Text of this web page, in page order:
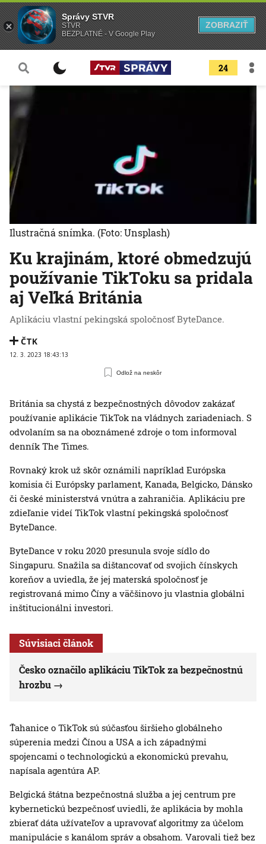
24
Ku krajinám, ktoré obmedzujú
používanie TikToku sa pridala
aj Veľká Británia
Aplikáciu vlastní pekingská spoločnosť ByteDance.
ČTK
12. 3. 2023 18:43:13
Odlož na neskôr
Ilustračná snímka. (Foto: Unsplash)
Británia sa chystá z bezpečnostných dôvodov zakázať
používanie aplikácie TikTok na vládnych zariadeniach. S
odvolaním sa na oboznámené zdroje o tom informoval
denník The Times.
Rovnaký krok už skôr oznámili napríklad Európska
komisia či Európsky parlament, Kanada, Belgicko, Dánsko
či české ministerstvá vnútra a zahraničia. Aplikáciu pre
zdieľanie videí TikTok vlastní pekingská spoločnosť
ByteDance.
ByteDance v roku 2020 presunula svoje sídlo do
Singapuru. Snažila sa dištancovať od svojich čínskych
koreňov a uviedla, že jej materská spoločnosť je
registrovaná mimo Číny a väčšinovo ju vlastnia globálni
inštitucionálni investori.
Súvisiaci článok
Česko označilo aplikáciu TikTok za bezpečnostnú
hrozbu
Ťahanice o TikTok sú súčasťou širšieho globálneho
súperenia medzi Čínou a USA a ich západnými
spojencami o technologickú a ekonomickú prevahu,
napísala agentúra AP.
Belgická štátna bezpečnostná služba a jej centrum pre
kybernetickú bezpečnosť uviedli, že aplikácia by mohla
zbierať dáta užívateľov a upravovať algoritmy za účelom
manipulácie s kanálom správ a obsahom. Varovali tiež bez
Správy STVR
STVR
BEZPLATNÉ - V Google Play
ZOBRAZIŤ